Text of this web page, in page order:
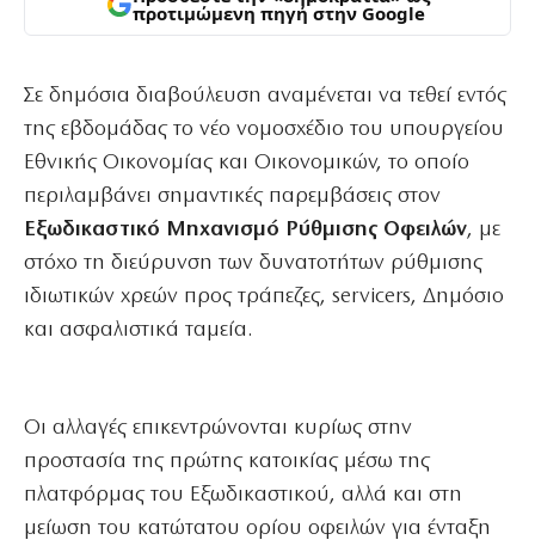
προτιμώμενη πηγή στην Google
Σε δημόσια διαβούλευση αναμένεται να τεθεί εντός
της εβδομάδας το νέο νομοσχέδιο του υπουργείου
Εθνικής Οικονομίας και Οικονομικών, το οποίο
περιλαμβάνει σημαντικές παρεμβάσεις στον
Εξωδικαστικό Μηχανισμό Ρύθμισης Οφειλών, με
στόχο τη διεύρυνση των δυνατοτήτων ρύθμισης
ιδιωτικών χρεών προς τράπεζες, servicers, Δημόσιο
και ασφαλιστικά ταμεία.
Οι αλλαγές επικεντρώνονται κυρίως στην
προστασία της πρώτης κατοικίας μέσω της
πλατφόρμας του Εξωδικαστικού, αλλά και στη
μείωση του κατώτατου ορίου οφειλών για ένταξη